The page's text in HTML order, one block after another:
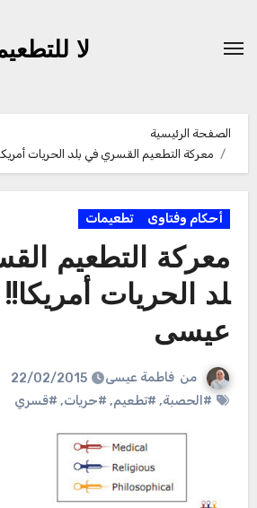
لا
الصفحة الرئيسية
معركة التطعيم القسري في بلد الحريات
أحكام وفتاوى تطعيمات
معركة التطعيم
لد الحريات
عيسى
من فاطمة عيسى
22/02/2015
#الحصبة, #تطعيم, #حريات, #قسري